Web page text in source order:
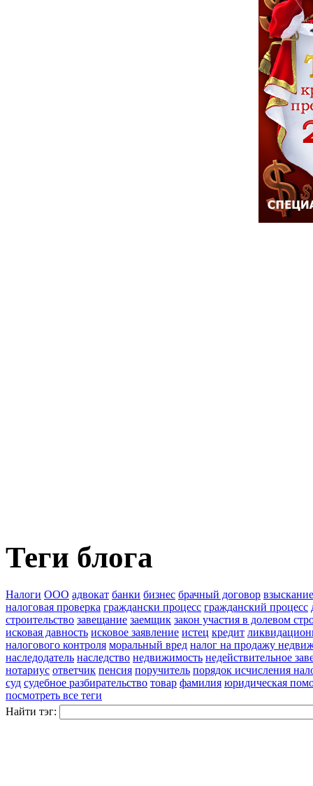
Теги блога
Налоги ООО адвокат банки бизнес брачный договор
налоговая проверка граждански процесс гражданский процесс
строительство завещание заемщик закон участия в долевом
исковая давность исковое заявление истец кредит
налогового контроля моральный вред налог на продажу
наследодатель наследство недвижимость недействительное
нотариус ответчик пенсия поручитель порядок исчисления
суд судебное разбирательство товар фамилия юридическая
посмотреть все теги
Найти тэг: